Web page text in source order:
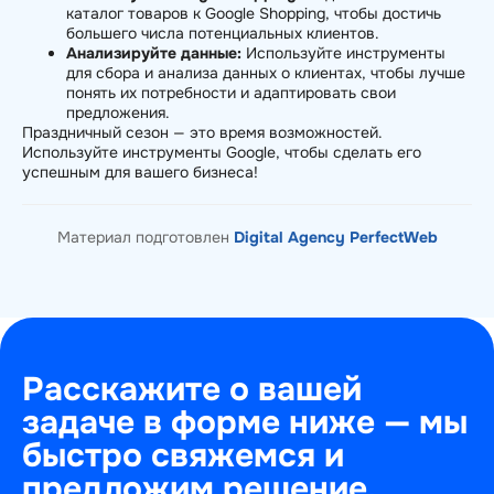
каталог товаров к Google Shopping, чтобы достичь
большего числа потенциальных клиентов.
Анализируйте данные: Используйте инструменты
для сбора и анализа данных о клиентах, чтобы лучше
понять их потребности и адаптировать свои
предложения.
Праздничный сезон — это время возможностей.
Используйте инструменты Google, чтобы сделать его
успешным для вашего бизнеса!
Материал подготовлен Digital Agency PerfectWeb
Расскажите о вашей
задаче в форме ниже — мы
быстро свяжемся и